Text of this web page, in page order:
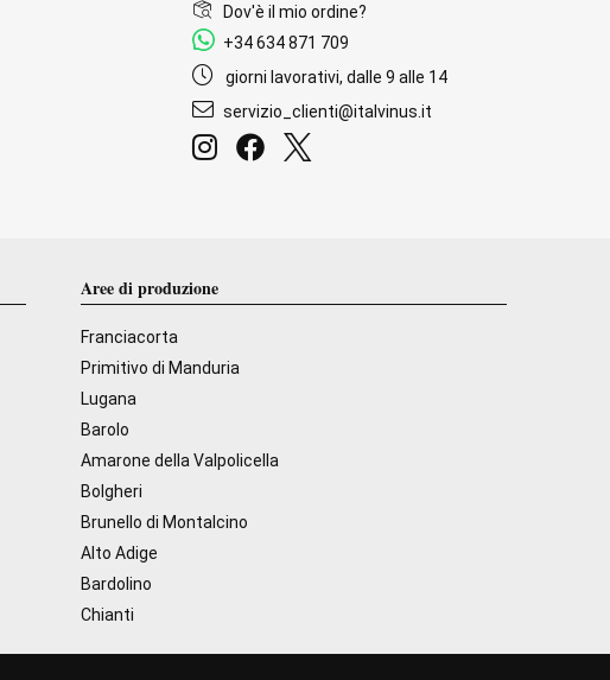
Dov'è il mio ordine?
+34 634 871 709
giorni lavorativi, dalle 9 alle 14
servizio_clienti@italvinus.it
Aree di produzione
Franciacorta
Primitivo di Manduria
Lugana
Barolo
Amarone della Valpolicella
Bolgheri
Brunello di Montalcino
Alto Adige
Bardolino
Chianti